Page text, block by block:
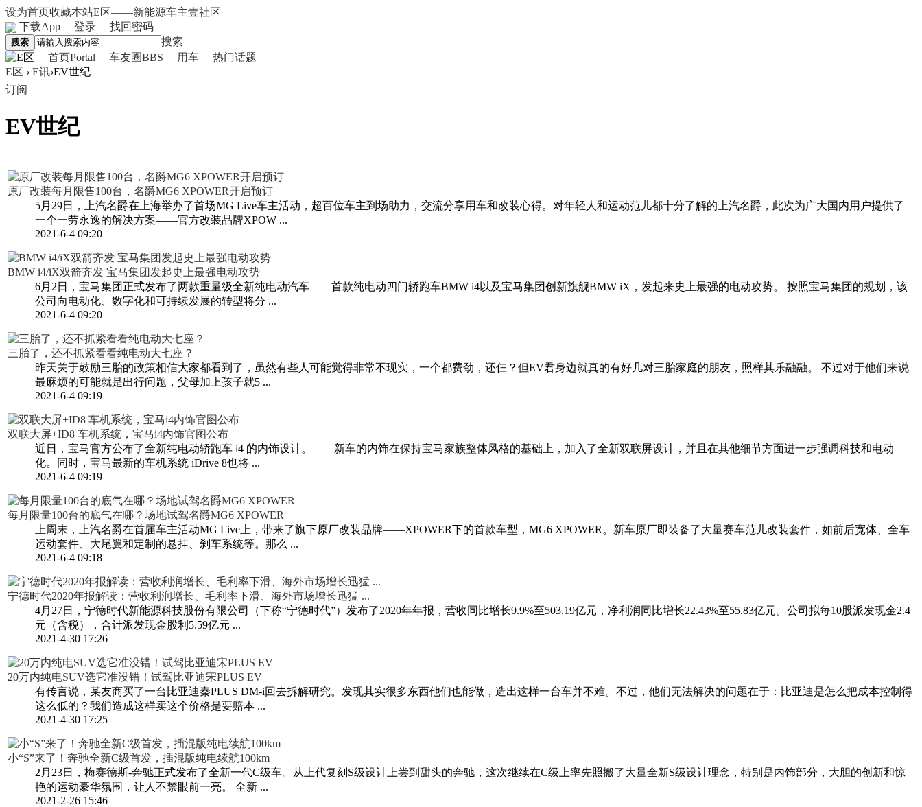
设为首页收藏本站E区——新能源车主壹社区
下载App
登录 找回密码
搜索
搜索
首页Portal 车友圈BBS 用车
热门话题
E区 › E讯›EV世纪
订阅
EV世纪
原厂改装每月限售100台，名爵MG6 XPOWER开启预订
5月29日，上汽名爵在上海举办了首场MG Live车主活动，超百位车主到场助力，交流分享用车和改装心得。对年轻人和运动范儿都十分了解的上汽名爵，此次为广大国内用户提供了
一个一劳永逸的解决方案——官方改装品牌XPOW ...
2021-6-4 09:20
BMW i4/iX双箭齐发 宝马集团发起史上最强电动攻势
6月2日，宝马集团正式发布了两款重量级全新纯电动汽车——首款纯电动四门轿跑车BMW i4以及宝马集团创新旗舰BMW iX，发起来史上最强的电动攻势。 按照宝马集团的规划，该
公司向电动化、数字化和可持续发展的转型将分 ...
2021-6-4 09:20
三胎了，还不抓紧看看纯电动大七座？
昨天关于鼓励三胎的政策相信大家都看到了，虽然有些人可能觉得非常不现实，一个都费劲，还仨？但EV君身边就真的有好几对三胎家庭的朋友，照样其乐融融。 不过对于他们来说
最麻烦的可能就是出行问题，父母加上孩子就5 ...
2021-6-4 09:19
双联大屏+ID8 车机系统，宝马i4内饰官图公布
近日，宝马官方公布了全新纯电动轿跑车 i4 的内饰设计。 新车的内饰在保持宝马家族整体风格的基础上，加入了全新双联屏设计，并且在其他细节方面进一步强调科技和电动
化。同时，宝马最新的车机系统 iDrive 8也将 ...
2021-6-4 09:19
每月限量100台的底气在哪？场地试驾名爵MG6 XPOWER
上周末，上汽名爵在首届车主活动MG Live上，带来了旗下原厂改装品牌——XPOWER下的首款车型，MG6 XPOWER。新车原厂即装备了大量赛车范儿改装套件，如前后宽体、全车
运动套件、大尾翼和定制的悬挂、刹车系统等。那么 ...
2021-6-4 09:18
宁德时代2020年报解读：营收利润增长、毛利率下滑、海外市场增长迅猛 ...
4月27日，宁德时代新能源科技股份有限公司（下称“宁德时代”）发布了2020年年报，营收同比增长9.9%至503.19亿元，净利润同比增长22.43%至55.83亿元。公司拟每10股派发现金2.4
元（含税），合计派发现金股利5.59亿元 ...
2021-4-30 17:26
20万内纯电SUV选它准没错！试驾比亚迪宋PLUS EV
有传言说，某友商买了一台比亚迪秦PLUS DM-i回去拆解研究。发现其实很多东西他们也能做，造出这样一台车并不难。不过，他们无法解决的问题在于：比亚迪是怎么把成本控制得
这么低的？我们造成这样卖这个价格是要赔本 ...
2021-4-30 17:25
小“S”来了！奔驰全新C级首发，插混版纯电续航100km
2月23日，梅赛德斯-奔驰正式发布了全新一代C级车。从上代复刻S级设计上尝到甜头的奔驰，这次继续在C级上率先照搬了大量全新S级设计理念，特别是内饰部分，大胆的创新和惊
艳的运动豪华氛围，让人不禁眼前一亮。 全新 ...
2021-2-26 15:46